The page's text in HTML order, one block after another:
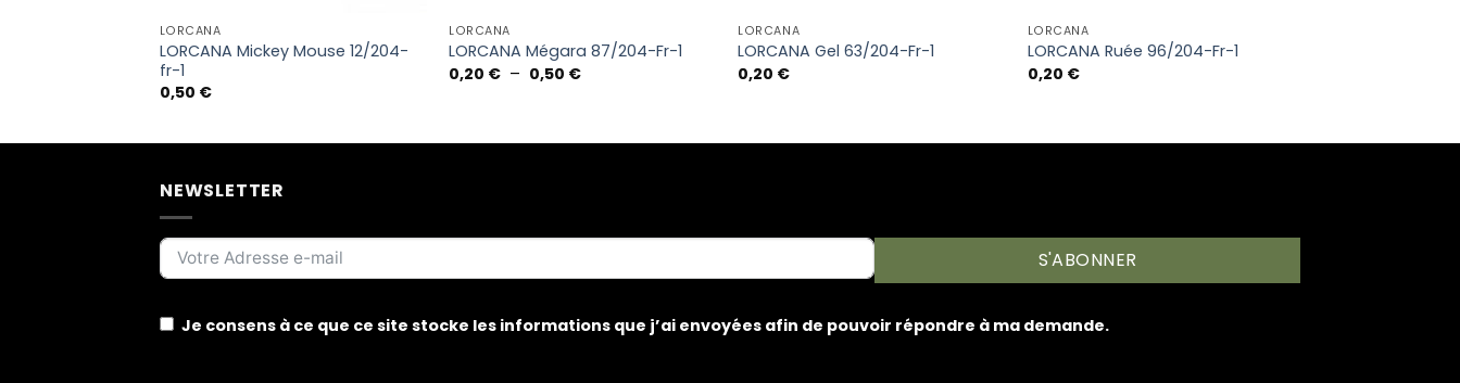
LORCANA
LORCANA Mickey Mouse 12/204-
fr-1
0,50 €
LORCANA
LORCANA Mégara 87/204-Fr-1
0,20 € – 0,50 €Plage
0,50 €
LORCANA
LORCANA Gel 63/204-Fr-1
0,20 €
LORCANA
LORCANA Ruée 96/204-Fr-1
0,20 €
NEWSLETTER
S'ABONNER
Je consens à ce que ce site stocke les informations que j’ai envoyées afin de pouvoir répondre à ma demande.